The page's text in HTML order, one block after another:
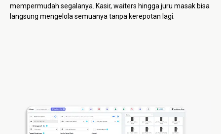
mempermudah segalanya. Kasir, waiters hingga juru masak bisa
langsung mengelola semuanya tanpa kerepotan lagi.